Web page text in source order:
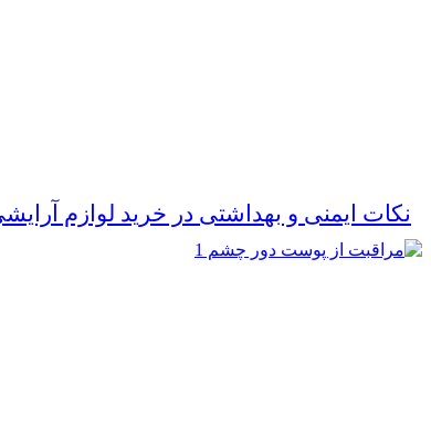
نکات ایمنی و بهداشتی در خرید لوازم